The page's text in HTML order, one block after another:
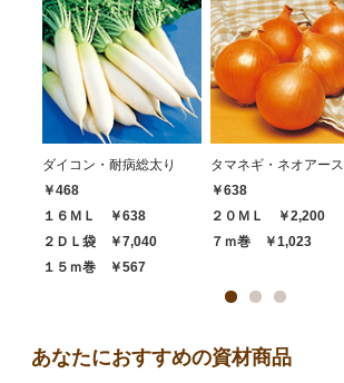
ダイコン・耐病総太り
￥468
１６ＭＬ ￥638
２ＤＬ袋 ￥7,040
１５ｍ巻 ￥567
タマネギ・ネオアース
￥638
２０ＭＬ ￥2,200
７ｍ巻 ￥1,023
あなたにおすすめの資材商品